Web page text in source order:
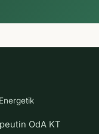
OdA KT